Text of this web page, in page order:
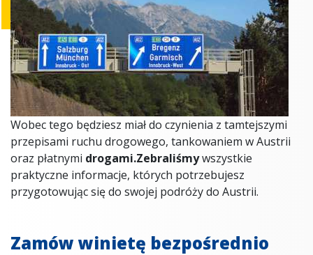
Wobec tego będziesz miał do czynienia z tamtejszymi
przepisami ruchu drogowego, tankowaniem w Austrii
oraz płatnymi drogami.Zebraliśmywszystkie
praktyczne informacje, których potrzebujesz
przygotowując się do swojej podróży do Austrii.
Zamów winietę bezpośrednio